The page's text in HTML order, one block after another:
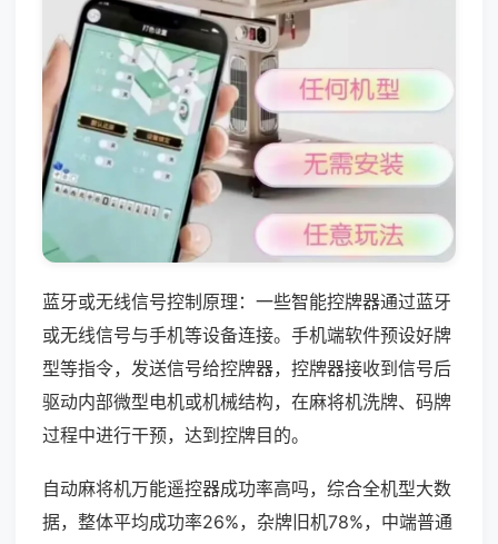
蓝牙或无线信号控制原理：一些智能控牌器通过蓝牙
或无线信号与手机等设备连接。手机端软件预设好牌
型等指令，发送信号给控牌器，控牌器接收到信号后
驱动内部微型电机或机械结构，在麻将机洗牌、码牌
过程中进行干预，达到控牌目的。
自动麻将机万能遥控器成功率高吗，综合全机型大数
据，整体平均成功率26%，杂牌旧机78%，中端普通